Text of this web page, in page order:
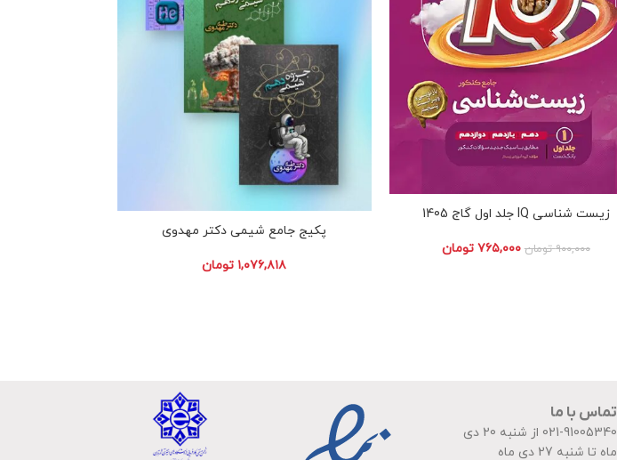
زیست شناسی IQ جلد اول گاج 1405
۹۰۰,۰۰۰ تومان ۷۶۵,۰۰۰ تومان
پکیج جامع شیمی دکتر مهدوی
۱,۰۷۶,۸۱۸ تومان
تماس با ما
021-91005340 از شنبه 20 دی
ماه تا شنبه 27 دی ماه